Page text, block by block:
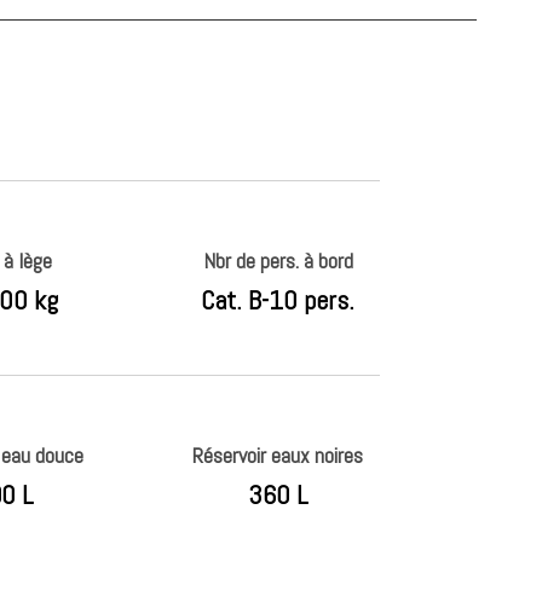
lège
kg
Nbr de pers. à bord
Cat. B-10 pers.
douce
L
Réservoir eaux noires
360 L